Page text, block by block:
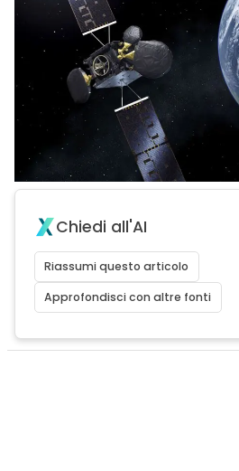
Chiedi all'AI
Riassumi questo articolo
Approfondisci con altre fonti